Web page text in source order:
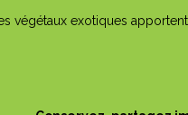
végétaux exotiques